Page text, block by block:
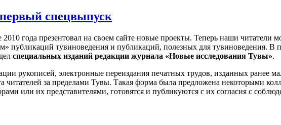
спецвыпуск
года презентовал на своем сайте новые проекты. Теперь наши читатели
публикаций тувиноведения и публикаций, полезных для тувиноведения. В
специальных изданий редакции журнала «Новые исследования Тувы».
рукописей, электронные переиздания печатных трудов, изданных
читателей за пределами Тувы. Такая форма была предложена некоторыми
или их представителями, готовятся и публикуются с их согласия с